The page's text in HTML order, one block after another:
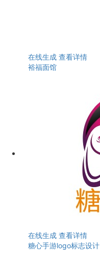
在线生成 查看详情
裕福面馆
在线生成 查看详情
糖心手游logo标志设计